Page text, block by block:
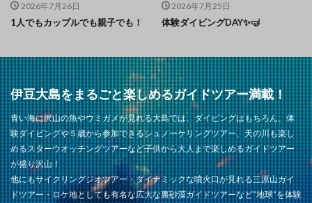
2026年7月26日
1人でもカップルでも親子でも！
2026年7月25日
体験ダイビングDAY✨🤿
伊豆大島をまるごと楽しめるガイドツアー満載！
青い海に沢山の魚やウミガメが見れる大島では、ダイビングはもちろん、体
験ダイビングや５歳から参加できるシュノーケリングツアー、天の川も楽し
めるスターウオッチングツアーなど子供から大人まで楽しめるガイドツアー
が盛り沢山！
他にもサイクリングジオツアー・ダイナミックな噴火口が見れる三原山ガイ
ドツアー・ロケ地としても有名な広大な裏砂漠ガイドツアーなど”地球”を体験